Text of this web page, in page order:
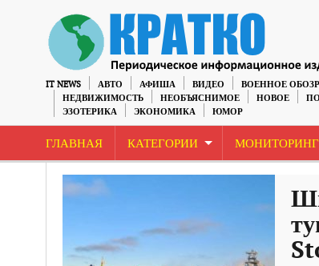
IT NEWS АВТО АФИША ВИДЕО ВОЕННОЕ
НЕДВИЖИМОСТЬ
НЕОБЪЯСНИМОЕ НОВОЕ
ЭЗОТЕРИКА
ЭКОНОМИКА ЮМОР
ГЛАВНАЯ КАТЕГОРИИ